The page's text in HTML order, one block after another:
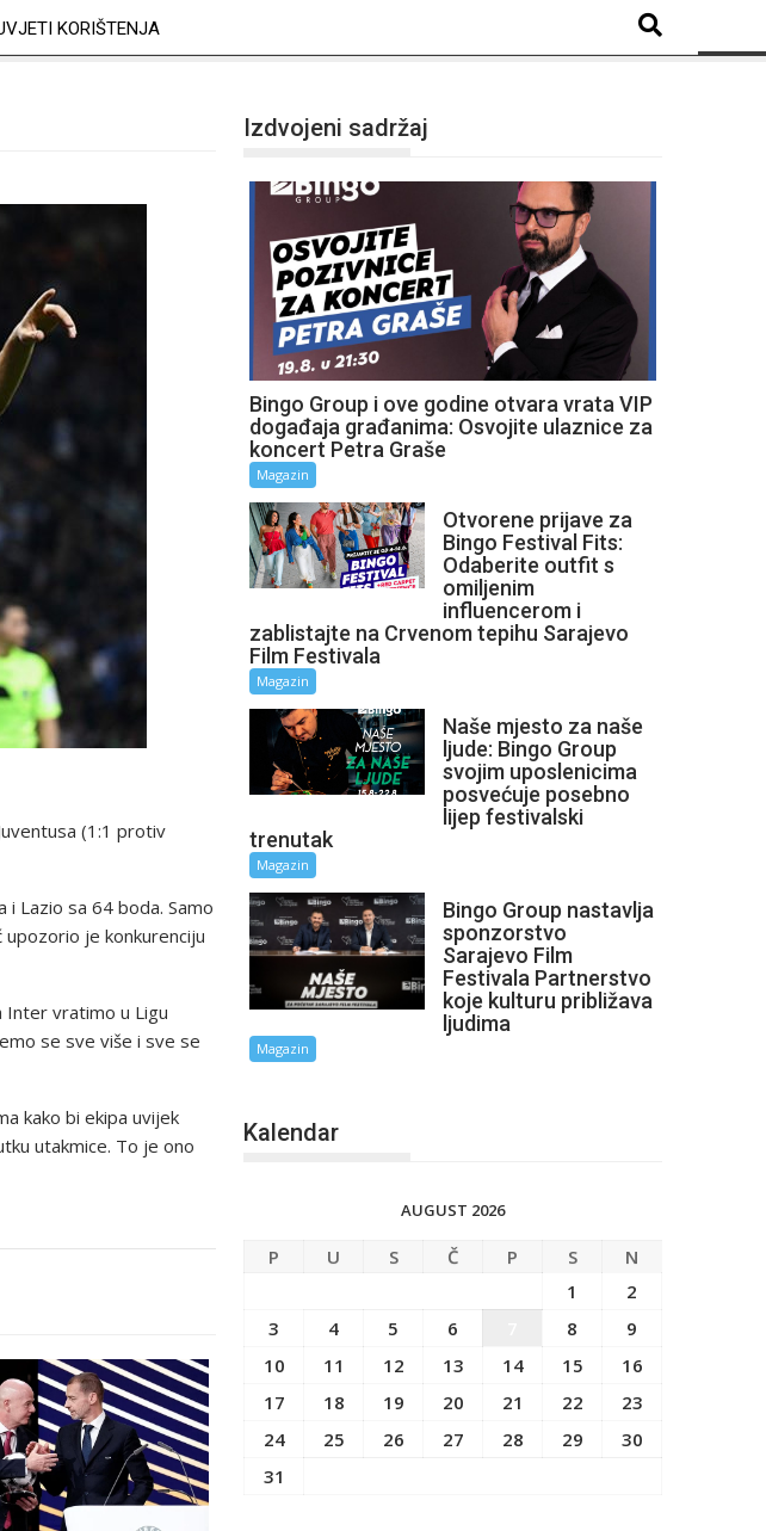
KORIŠTENJA
(1:1 protiv
Lazio sa 64 boda. Samo
je konkurenciju
Inter vratimo u Ligu
se sve više i sve se
kako bi ekipa uvijek
utakmice. To je ono
Izdvojeni sadržaj
Bingo Group i ove godine otvara vrata VIP
događaja građanima: Osvojite ulaznice za
koncert Petra Graše
Magazin
Otvorene prijave za
Bingo Festival Fits:
Odaberite outfit s
omiljenim
influencerom i
zablistajte na Crvenom tepihu Sarajevo
Film Festivala
Magazin
Naše mjesto za naše
ljude: Bingo Group
svojim uposlenicima
posvećuje posebno
lijep festivalski
trenutak
Magazin
Bingo Group nastavlja
sponzorstvo
Sarajevo Film
Festivala Partnerstvo
koje kulturu približava
ljudima
Magazin
Kalendar
AUGUST 2026
P U S Č P S
N
1
2
3
4 5 6 8
9
10
11 12 13 14 15
16
17
18 19 20 21 22
23
24
25 26 27 28 29
30
31